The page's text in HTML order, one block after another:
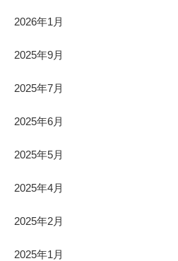
2026年1月
2025年9月
2025年7月
2025年6月
2025年5月
2025年4月
2025年2月
2025年1月